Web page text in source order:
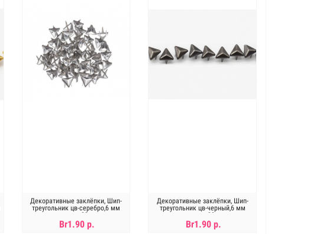
Декоративные заклёпки, Шип-
треугольник цв-серебро,6 мм
,цена за 20шт
Br1.90 р.
Декоративные заклёпки, Шип-
треугольник цв-черный,6 мм
,цена за 20шт
Br1.90 р.